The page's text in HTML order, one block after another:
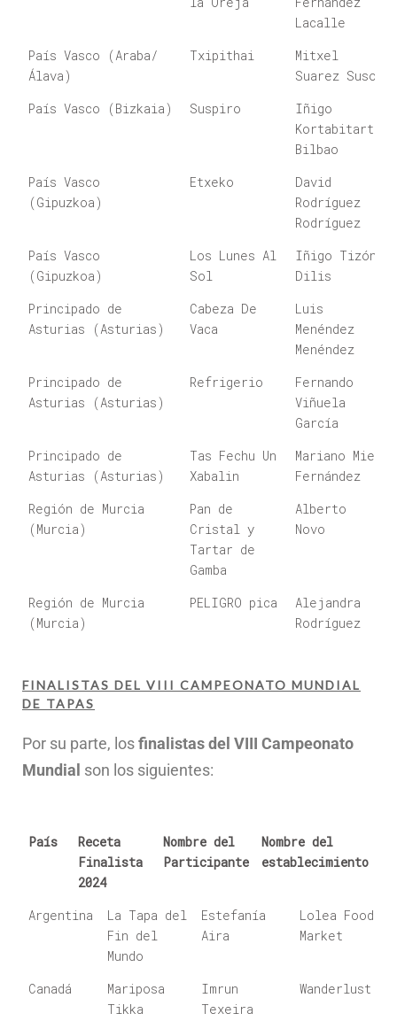
Lacalle
País Vasco (Araba/
Álava)
Txipithai
Mitxel
Suarez Suso
País Vasco (Bizkaia)
Suspiro
Iñigo
Kortabitarte
Bilbao
País Vasco
(Gipuzkoa)
Etxeko
David
Rodríguez
Rodríguez
País Vasco
(Gipuzkoa)
Los Lunes Al
Sol
Iñigo Tizón
Dilis
Principado de
Asturias (Asturias)
Cabeza De
Vaca
Luis
Menéndez
Menéndez
Principado de
Asturias (Asturias)
Refrigerio
Fernando
Viñuela
García
Principado de
Asturias (Asturias)
Tas Fechu Un
Xabalin
Mariano Mier
Fernández
Región de Murcia
(Murcia)
Pan de
Cristal y
Tartar de
Gamba
Alberto
Novo
Región de Murcia
(Murcia)
PELIGRO pica
Alejandra
Rodríguez
FINALISTAS DEL VIII CAMPEONATO MUNDIAL
DE TAPAS
Por su parte, losfinalistas del VIII Campeonato
Mundial son los siguientes:
País
Receta
Finalista
2024
Nombre del
Participante
Nombre del
establecimiento
País
Receta
Finalista
2024
Nombre del
Participante
Nombre del
Argentina
La Tapa del
Fin del
Mundo
Estefanía
Aira
Lolea Food
Market
Canadá
Mariposa
Tikka
Imrun
Texeira
Wanderlust